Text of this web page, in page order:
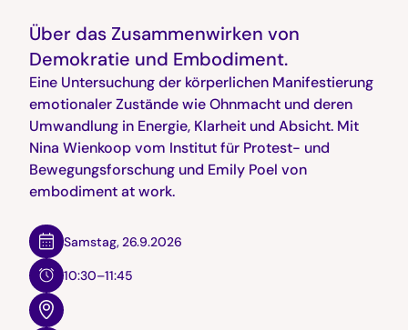
Über das Zusammenwirken von
Demokratie und Embodiment.
Eine Untersuchung der körperlichen Manifestierung
emotionaler Zustände wie Ohnmacht und deren
Umwandlung in Energie, Klarheit und Absicht. Mit
Nina Wienkoop vom Institut für Protest- und
Bewegungsforschung und Emily Poel von
embodiment at work.
Samstag, 26.9.2026
10:30–11:45